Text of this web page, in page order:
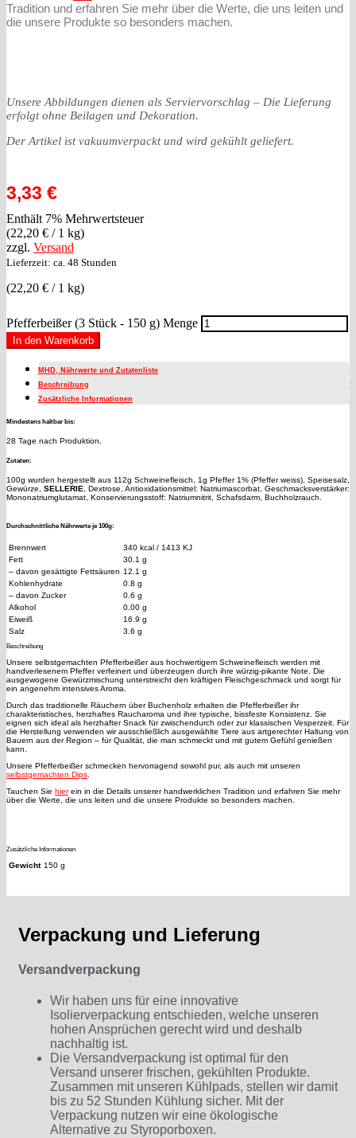
Tradition und erfahren Sie mehr über die Werte, die uns leiten und
die unsere Produkte so besonders machen.
Unsere Abbildungen dienen als Serviervorschlag – Die Lieferung
erfolgt ohne Beilagen und Dekoration.
Der Artikel ist vakuumverpackt und wird gekühlt geliefert.
3,33 €
Enthält 7% Mehrwertsteuer
(22,20 € / 1 kg)
zzgl. Versand
Lieferzeit: ca. 48 Stunden
(22,20 € / 1 kg)
Pfefferbeißer (3 Stück - 150 g) Menge
In den Warenkorb
MHD, Nährwerte und Zutatenliste
Beschreibung
Zusätzliche Informationen
Mindestens haltbar bis:
28 Tage nach Produktion.
Zutaten:
100g wurden hergestellt aus 112g Schweinefleisch, 1g Pfeffer 1% (Pfeffer weiss), Speisesalz,
Gewürze, SELLERIE , Dextrose, Antioxidationsmittel: Natriumascorbat, Geschmacksverstärker:
Mononatriumglutamat, Konservierungsstoff: Natriumnitrit, Schafsdarm, Buchholzrauch.
Durchschnittliche Nährwerte je 100g:
Brennwert
340 kcal / 1413 KJ
Fett
30.1 g
– davon gesättigte Fettsäuren 12.1 g
Kohlenhydrate
0.8 g
– davon Zucker
0.6 g
Alkohol
0.00 g
Eiweiß
16.9 g
Salz
3.6 g
Beschreibung
Unsere selbstgemachten Pfefferbeißer aus hochwertigem Schweinefleisch werden mit
handverlesenem Pfeffer verfeinert und überzeugen durch ihre würzig-pikante Note. Die
ausgewogene Gewürzmischung unterstreicht den kräftigen Fleischgeschmack und sorgt für
ein angenehm intensives Aroma.
Durch das traditionelle Räuchern über Buchenholz erhalten die Pfefferbeißer ihr
charakteristisches, herzhaftes Raucharoma und ihre typische, bissfeste Konsistenz. Sie
eignen sich ideal als herzhafter Snack für zwischendurch oder zur klassischen Vesperzeit. Für
die Herstellung verwenden wir ausschließlich ausgewählte Tiere aus artgerechter Haltung von
Bauern aus der Region – für Qualität, die man schmeckt und mit gutem Gefühl genießen
kann.
Unsere Pfefferbeißer schmecken hervorragend sowohl pur, als auch mit unseren
selbstgemachten Dips
Tauchen Sie hierein in die Details unserer handwerklichen Tradition und erfahren Sie mehr
über die Werte, die uns leiten und die unsere Produkte so besonders machen.
Zusätzliche Informationen
Gewicht 150 g
Verpackung und Lieferung
Versandverpackung
Wir haben uns für eine innovative
Isolierverpackung entschieden, welche unseren
hohen Ansprüchen gerecht wird und deshalb
nachhaltig ist.
Die Versandverpackung ist optimal für den
Versand unserer frischen, gekühlten Produkte.
Zusammen mit unseren Kühlpads, stellen wir damit
bis zu 52 Stunden Kühlung sicher. Mit der
Verpackung nutzen wir eine ökologische
Alternative zu Styroporboxen.